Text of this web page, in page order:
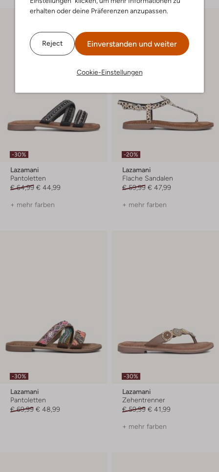
erhalten oder deine Präferenzen anzupassen.
Reject Einverstanden und weiter
Cookie-Einstellungen
-30%
Lazamani
Pantoletten
€ 64,99 € 44,99
+ mehr farben
-20%
Lazamani
Flache Sandalen
€ 59,99 € 47,99
+ mehr farben
-30%
Lazamani
Pantoletten
€ 69,99 € 48,99
-30%
Lazamani
Zehentrenner
€ 59,99 € 41,99
+ mehr farben